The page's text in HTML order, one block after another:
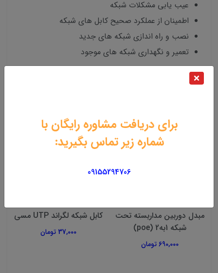
برای دریافت مشاوره رایگان با
شماره زیر تماس بگیرید:
09155294706
عیب یابی مشکلات شبکه
اطمینان از عملکرد صحیح کابل های شبکه
نصب و راه اندازی شبکه های جدید
تعمیر و نگهداری شبکه های موجود
مبدل دوربین مداربسته تحت
شبکه 1به2 (poe)
690,000 تومان
کابل شبکه لگراند UTP مسی
37,000 تومان